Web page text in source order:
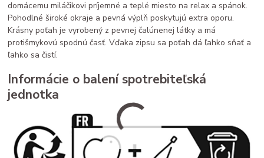
domácemu miláčikovi príjemné a teplé miesto na relax a spánok.
Pohodlné široké okraje a pevná výplň poskytujú extra oporu.
Krásny poťah je vyrobený z pevnej čalúnenej látky a má
protišmykovú spodnú časť. Vďaka zipsu sa poťah dá ľahko sňať a
ľahko sa čistí.
Informácie o balení spotrebiteľská
jednotka